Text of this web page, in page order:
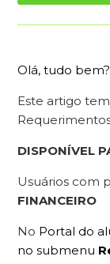
Olá, tudo
Este artigo
DISPONÍVEL
Usuários com
FINANCEIRO
No Portal do
no submenu